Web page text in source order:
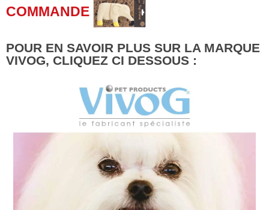
COMMANDE
POUR EN SAVOIR PLUS SUR LA MARQUE
VIVOG, CLIQUEZ CI DESSOUS :